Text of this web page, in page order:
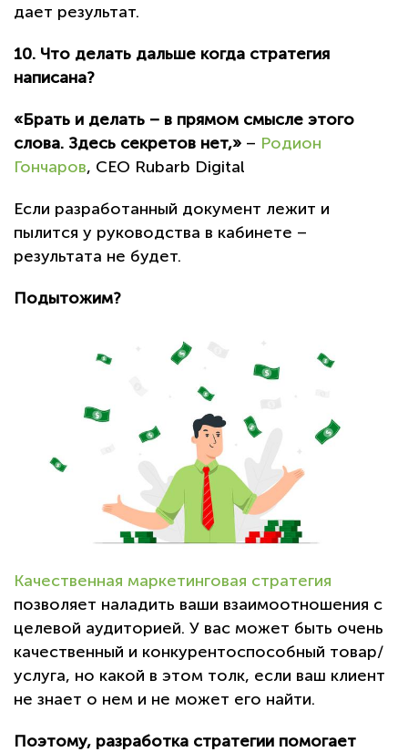
дает результат.
10. Что делать дальше когда стратегия
написана?
«Брать и делать – в прямом смысле этого
слова. Здесь секретов нет,» – Родион
Гончаров, СЕО Rubarb Digital
Если разработанный документ лежит и
пылится у руководства в кабинете –
результата не будет.
Подытожим?
Качественная маркетинговая стратегия
позволяет наладить ваши взаимоотношения с
целевой аудиторией. У вас может быть очень
качественный и конкурентоспособный товар/
услуга, но какой в этом толк, если ваш клиент
не знает о нем и не может его найти.
Поэтому, разработка стратегии помогает